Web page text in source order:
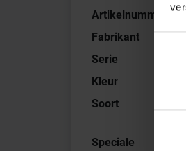
Artikelnummer
Fabrikant
Serie
Kleur
Soort
Speciale